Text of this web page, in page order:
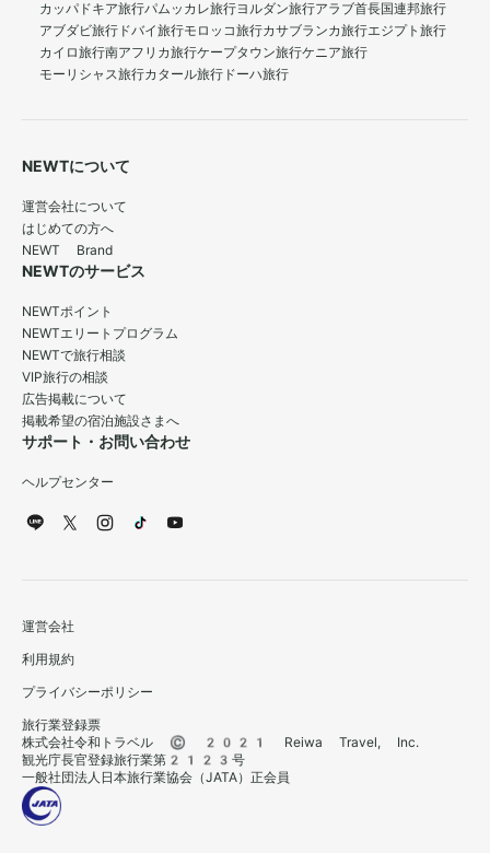
カッパドキア旅行パムッカレ旅行ヨルダン旅行アラブ首長国連邦旅行
アブダビ旅行 ドバイ旅行モロッコ旅行カサブランカ旅行エジプト旅行
カイロ旅行南アフリカ旅行ケープタウン旅行ケニア旅行
モーリシャス旅行カタール旅行 ドーハ旅行
NEWTについて
運営会社について
はじめての方へ
NEWT Brand
NEWTのサービス
NEWTポイント
NEWTエリートプログラム
NEWTで旅行相談
VIP旅行の相談
広告掲載について
掲載希望の宿泊施設さまへ
サポート・お問い合わせ
ヘルプセンター
運営会社
利用規約
プライバシーポリシー
旅行業登録票
株式会社令和トラベル © 2021 Reiwa Travel, Inc.
観光庁長官登録旅行業第2123号
一般社団法人日本旅行業協会（JATA）正会員